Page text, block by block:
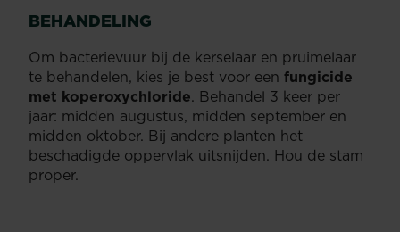
BEHANDELING
Om bacterievuur bij de kerselaar en pruimelaar
te behandelen, kies je best voor een fungicide
met koperoxychloride. Behandel 3 keer per
jaar: midden augustus, midden september en
midden oktober. Bij andere planten het
beschadigde oppervlak uitsnijden. Hou de stam
proper.